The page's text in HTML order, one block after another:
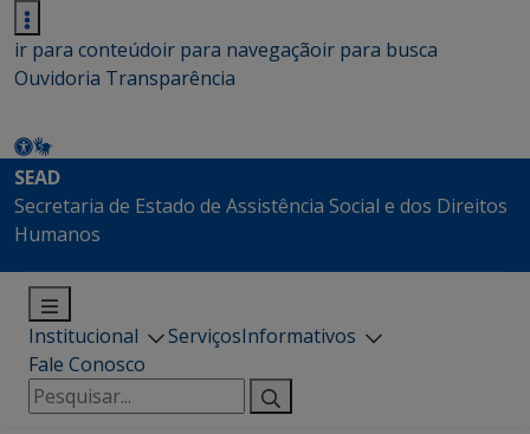
ir para conteúdoir para navegaçãoir para busca
Ouvidoria Transparência
SEAD
Secretaria de Estado de Assistência Social e dos Direitos
Humanos
Institucional ServiçosInformativos
Fale Conosco
Pesquisar
por: